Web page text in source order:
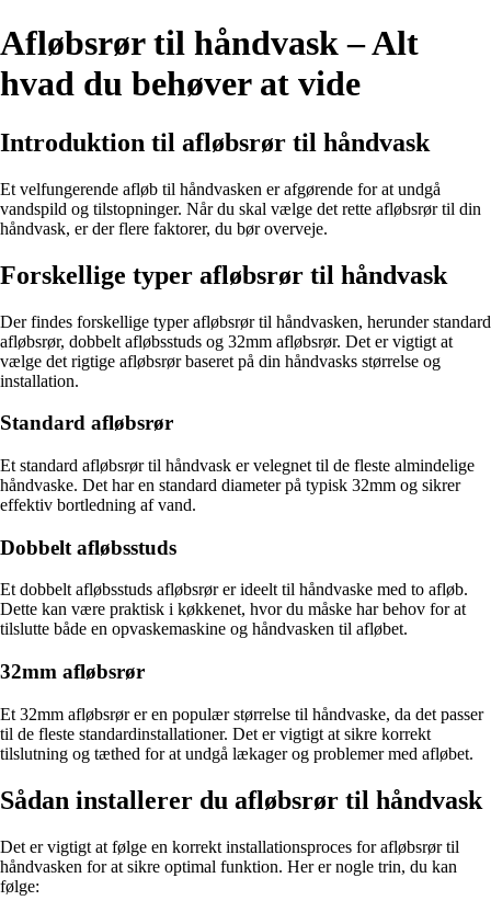
Afløbsrør til håndvask – Alt
hvad du behøver at vide
Introduktion til afløbsrør til håndvask
Et velfungerende afløb til håndvasken er afgørende for at undgå
vandspild og tilstopninger. Når du skal vælge det rette afløbsrør til din
håndvask, er der flere faktorer, du bør overveje.
Forskellige typer afløbsrør til håndvask
Der findes forskellige typer afløbsrør til håndvasken, herunder standard
afløbsrør, dobbelt afløbsstuds og 32mm afløbsrør. Det er vigtigt at
vælge det rigtige afløbsrør baseret på din håndvasks størrelse og
installation.
Standard afløbsrør
Et standard afløbsrør til håndvask er velegnet til de fleste almindelige
håndvaske. Det har en standard diameter på typisk 32mm og sikrer
effektiv bortledning af vand.
Dobbelt afløbsstuds
Et dobbelt afløbsstuds afløbsrør er ideelt til håndvaske med to afløb.
Dette kan være praktisk i køkkenet, hvor du måske har behov for at
tilslutte både en opvaskemaskine og håndvasken til afløbet.
32mm afløbsrør
Et 32mm afløbsrør er en populær størrelse til håndvaske, da det passer
til de fleste standardinstallationer. Det er vigtigt at sikre korrekt
tilslutning og tæthed for at undgå lækager og problemer med afløbet.
Sådan installerer du afløbsrør til håndvask
Det er vigtigt at følge en korrekt installationsproces for afløbsrør til
håndvasken for at sikre optimal funktion. Her er nogle trin, du kan
følge: